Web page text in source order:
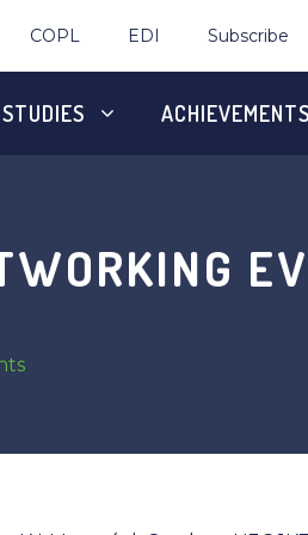
COPL EDI Subscribe
STUDIES ACHIEVEMENTS